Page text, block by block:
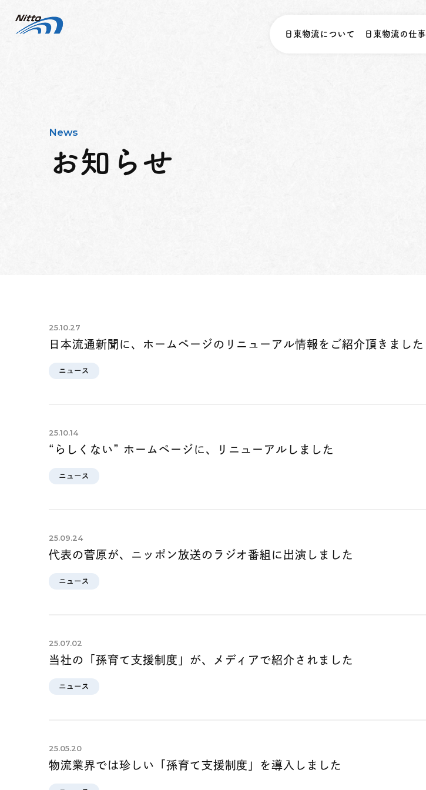
日東物流について 日東物流の仕事
News
お知らせ
25.10.27
日本流通新聞に、ホームページのリニューアル情報をご紹介頂きました
ニュース
25.10.14
“らしくない” ホームページに、リニューアルしました
ニュース
25.09.24
代表の菅原が、ニッポン放送のラジオ番組に出演しました
ニュース
25.07.02
当社の「孫育て支援制度」が、メディアで紹介されました
ニュース
25.05.20
物流業界では珍しい「孫育て支援制度」を導入しました